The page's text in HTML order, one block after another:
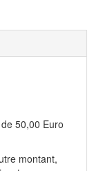
50,00 Euro
montant,